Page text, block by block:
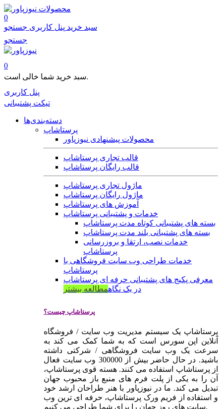
محصولات
0
سبد خرید پنل کاربری جستجو
جستجو
0
سبد خرید شما خالی است.
پنل کاربری
تیکت پشتیبانی
دسته‌بندی‌ها
پرستاشاپ
محصولات پیشنهادی نیوزپاور
قالب تجاری پرستاشاپ
قالب رایگان پرستاشاپ
ماژول تجاری پرستاشاپ
ماژول رایگان پرستاشاپ
آموزش های پرستاشاپ
خدمات و پشتیبانی پرستاشاپ
بسته های پشتیبانی کوتاه مدت پرستاشاپ
بسته های پشتیبانی بلند مدت پرستاشاپ
خدمات نصب، ارتقا و بروزرسانی
پرستاشاپ
خدمات طراحی وب سایت فروشگاهی با
پرستاشاپ
معرفی پکیج های پشتیبانی حرفه ای پرستاشاپ
در یک نگاهمطالعه بیشتر
پرستاشاپ چیست؟
پرستاشاپ یک سیستم مدیریت وب سایت / فروشگاه
آنلاین اپن سورس است که به شما کمک می کند به
سرعت یک وب سایت فروشگاهی / شرکتی داشته
باشید. در حال حاضر بیش از 300000 وب سایت فعال
از پرستاشاپ استفاده می کنند. هسته قوی پرستاشاپ،
آن را به یکی از پلت فرم های منبع باز محبوب جهان
تبدیل می کند. ما در نیوزپاور با هنر طراحان ارشد خود
و استفاده از فریم ورک پرستاشاپ، حرفه ای ترین وب
سایت های روز جهان را برای شما طراحی می کنیم.